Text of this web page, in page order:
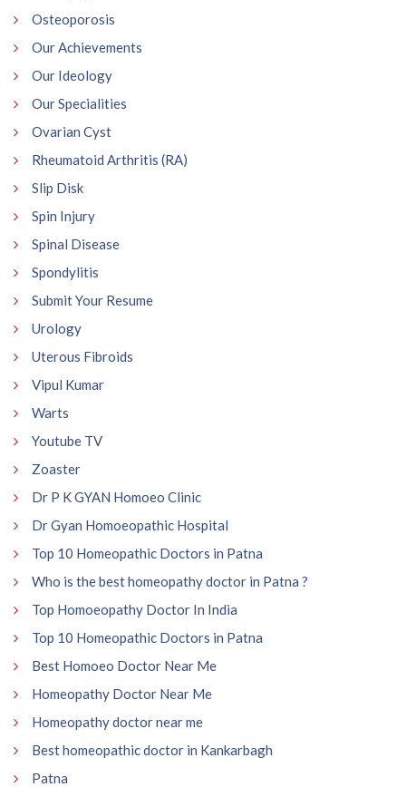
Osteoporosis
Our Achievements
Our Ideology
Our Specialities
Ovarian Cyst
Rheumatoid Arthritis (RA)
Slip Disk
Spin Injury
Spinal Disease
Spondylitis
Submit Your Resume
Urology
Uterous Fibroids
Vipul Kumar
Warts
Youtube TV
Zoaster
Dr P K GYAN Homoeo Clinic
Dr Gyan Homoeopathic Hospital
Top 10 Homeopathic Doctors in Patna
Who is the best homeopathy doctor in Patna ?
Top Homoeopathy Doctor In India
Top 10 Homeopathic Doctors in Patna
Best Homoeo Doctor Near Me
Homeopathy Doctor Near Me
Homeopathy doctor near me
Best homeopathic doctor in Kankarbagh
Patna